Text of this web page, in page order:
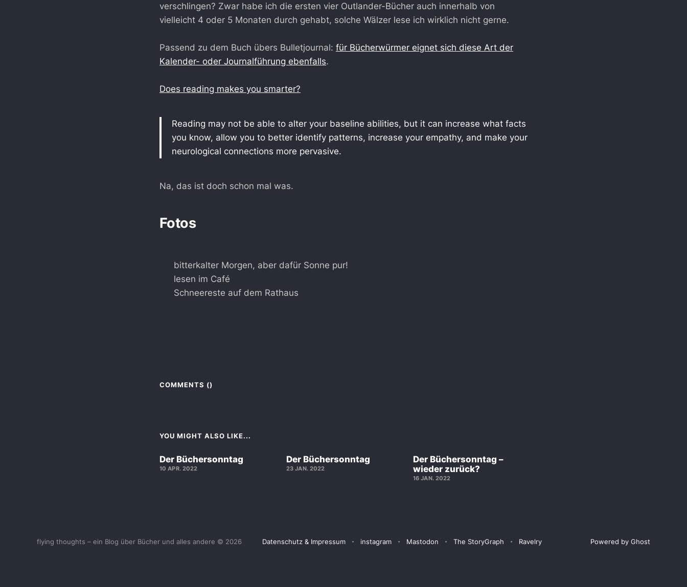
verschlingen? Zwar habe ich die ersten vier Outlander-Bücher auch innerhalb von
vielleicht 4 oder 5 Monaten durch gehabt, solche Wälzer lese ich wirklich nicht gerne.
Passend zu dem Buch übers Bulletjournal: für Bücherwürmer eignet sich diese Art der
Kalender- oder Journalführung ebenfalls.
Does reading makes you smarter?
Reading may not be able to alter your baseline abilities, but it can increase what facts
you know, allow you to better identify patterns, increase your empathy, and make your
neurological connections more pervasive.
Na, das ist doch schon mal was.
Fotos
bitterkalter Morgen, aber dafür Sonne pur!
lesen im Café
Schneereste auf dem Rathaus
COMMENTS ()
YOU MIGHT ALSO LIKE...
Der Büchersonntag
10 APR. 2022
Der Büchersonntag
23 JAN. 2022
Der Büchersonntag –
wieder zurück?
16 JAN. 2022
flying thoughts – ein Blog über Bücher und alles andere © 2026 Datenschutz & Impressum instagram Mastodon The StoryGraph Ravelry Powered by Ghost